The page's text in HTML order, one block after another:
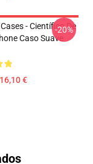
- Científico De
Caso Suave
€
-20%